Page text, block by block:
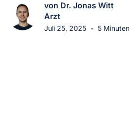
von Dr. Jonas Witt
Arzt
Juli 25, 2025 - 5 Minuten